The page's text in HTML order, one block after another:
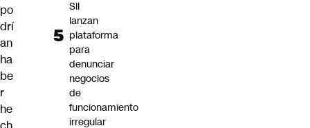
po
drí
an
ha
be
r
he
SII
lanzan
plataforma
para
denunciar
negocios
de
funcionamiento
irregular